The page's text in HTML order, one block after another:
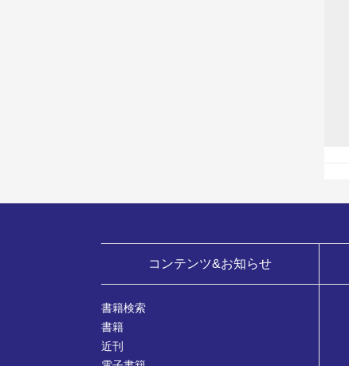
コンテンツ&お知らせ
書籍検索
書籍
近刊